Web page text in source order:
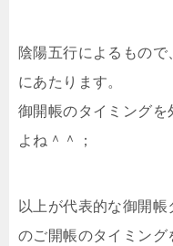
陰陽五行によるもの
にあたります。
御開帳のタイミングを
よね＾＾；
以上が代表的な御開
のご開帳のタイミング